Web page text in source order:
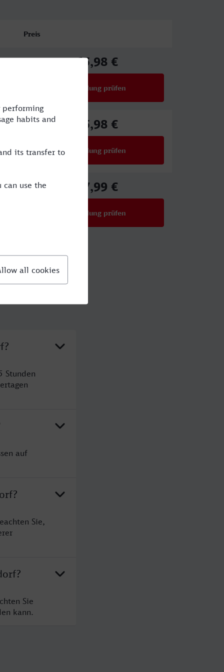
Preis
65,98 €
Verbindung prüfen
65,98 €
Verbindung prüfen
27,99 €
Verbindung prüfen
Stunden
auf
Sie,
Sie
kann.